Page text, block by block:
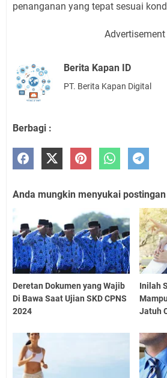
penanganan yang tepat sesuai
Advertisement
Berita Kapan ID
PT. Berita Kapan Digital
Berbagi :
Anda mungkin menyukai
Deretan Dokumen yang Wajib
Di Bawa Saat Ujian SKD CPNS
2024
Inilah
Jatuh